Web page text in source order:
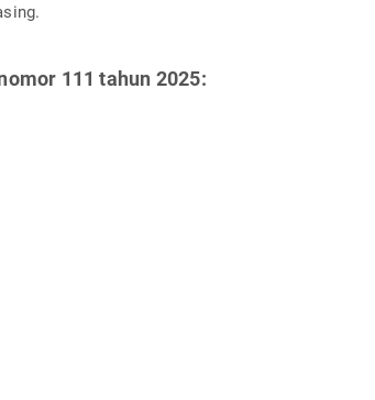
111 tahun 2025: